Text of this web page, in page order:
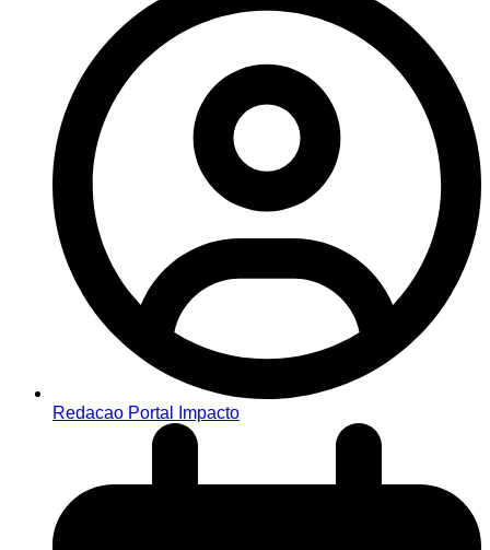
Redacao Portal Impacto